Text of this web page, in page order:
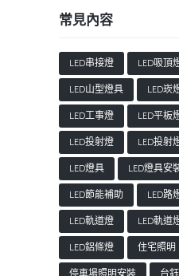
常見內容
LED串接燈 LED吸頂
LED山型燈具
LED崁
LED工事燈
LED平板
LED投射燈
LED投射
LED燈具
LED燈具安
LED節能補助
LED路
LED軌道燈
LED軌道
LED鋁條燈
住宅照明